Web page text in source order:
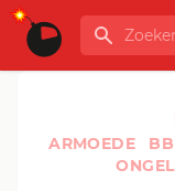
Ga naar de inhoud
GLOBALINFO
Zoeken
ARMOEDE